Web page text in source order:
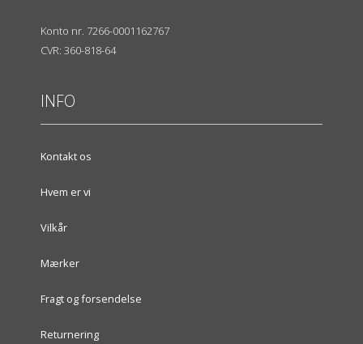
Konto nr. 7266-0001162767
CVR: 360-818-64
INFO
Kontakt os
Hvem er vi
Vilkår
Mærker
Fragt og forsendelse
Returnering